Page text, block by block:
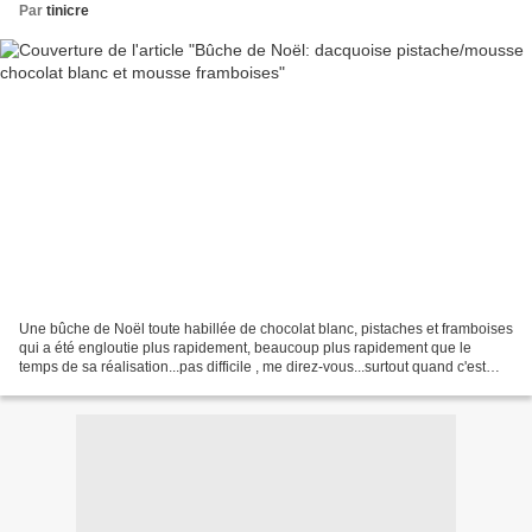
Par tinicre
Une bûche de Noël toute habillée de chocolat blanc, pistaches et framboises
qui a été engloutie plus rapidement, beaucoup plus rapidement que le
temps de sa réalisation...pas difficile , me direz-vous...surtout quand c'est